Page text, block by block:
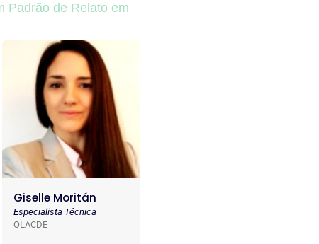
Padrão de Relato em
Giselle Moritán
Especialista Técnica
OLACDE